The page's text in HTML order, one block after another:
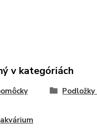
v kategóriách